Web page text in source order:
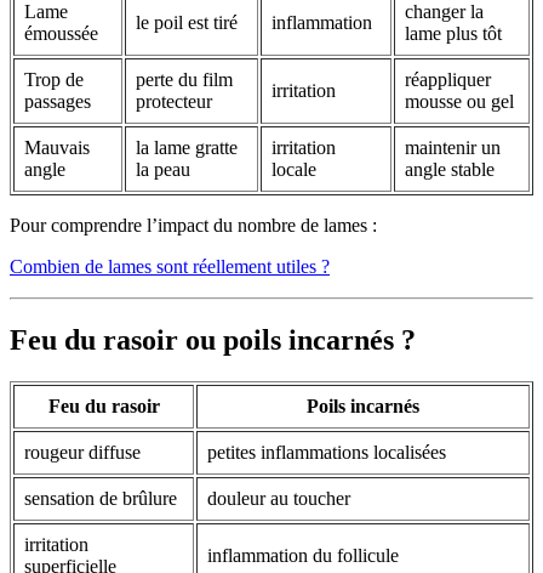
Lame
émoussée
le poil est tiré inflammation
changer la
lame plus tôt
Trop de
passages
perte du film
protecteur
irritation
réappliquer
mousse ou gel
Mauvais
angle
la lame gratte
la peau
irritation
locale
maintenir un
angle stable
Pour comprendre l’impact du nombre de lames :
Combien de lames sont réellement utiles ?
Feu du rasoir ou poils incarnés ?
Feu du rasoir Poils incarnés
rougeur diffuse petites inflammations localisées
sensation de brûlure douleur au toucher
irritation
superficielle
inflammation du follicule